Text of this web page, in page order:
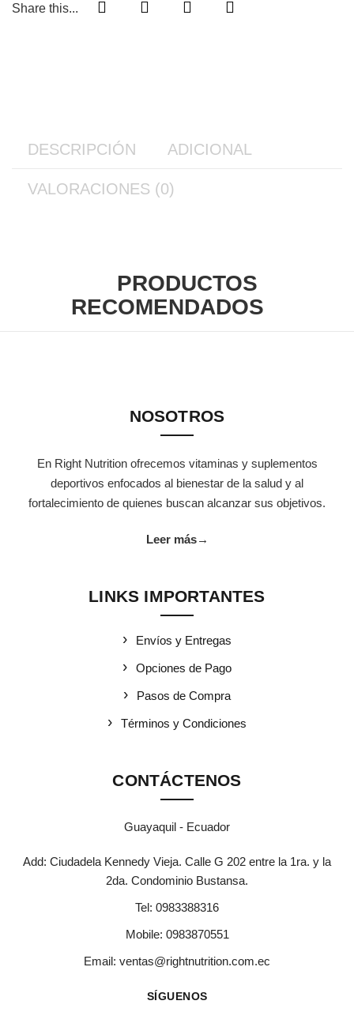
Share this...
DESCRIPCIÓN ADICIONAL
VALORACIONES (0)
PRODUCTOS
RECOMENDADOS
NOSOTROS
En Right Nutrition ofrecemos vitaminas y suplementos
deportivos enfocados al bienestar de la salud y al
fortalecimiento de quienes buscan alcanzar sus objetivos.
Leer más→
LINKS IMPORTANTES
Envíos y Entregas
Opciones de Pago
Pasos de Compra
Términos y Condiciones
CONTÁCTENOS
Guayaquil - Ecuador
Add: Ciudadela Kennedy Vieja. Calle G 202 entre la 1ra. y la
2da. Condominio Bustansa.
Tel: 0983388316
Mobile: 0983870551
Email: ventas@rightnutrition.com.ec
SÍGUENOS